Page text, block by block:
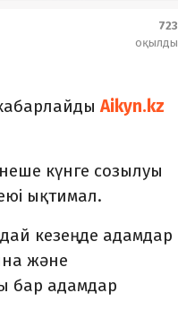
723
оқылды
хабарлайдыAikyn.kz
күнге созылуы
ықтимал.
кезеңде адамдар
және
бар адамдар